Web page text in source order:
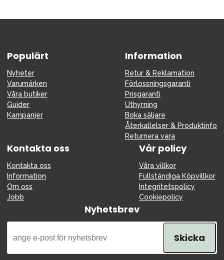
Populärt
Nyheter
Varumärken
Våra butiker
Guider
Kampanjer
Information
Retur & Reklamation
Förlossningsgaranti
Prisgaranti
Uthyrning
Boka säljare
Återkallelser & Produktinfo
Returnera vara
Kontakta oss
Kontakta oss
Information
Om oss
Jobb
Vår policy
Våra villkor
Fullständiga Köpvillkor
Integritetspolicy
Cookiepolicy
Nyhetsbrev
Skicka